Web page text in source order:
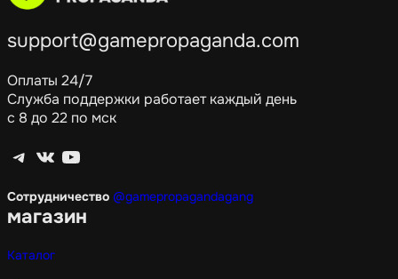
support@gamepropaganda.com
Оплаты 24/7
Служба поддержки работает каждый день
с 8 до 22 по мск
Telegram ВКонтакте YouTube
Сотрудничество @gamepropagandagang
магазин
Каталог